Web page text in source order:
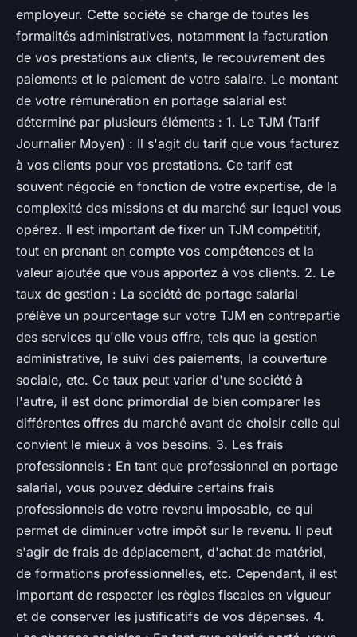
employeur. Cette société se charge de toutes les
formalités administratives, notamment la facturation
de vos prestations aux clients, le recouvrement des
paiements et le paiement de votre salaire. Le montant
de votre rémunération en portage salarial est
déterminé par plusieurs éléments : 1. Le TJM (Tarif
Journalier Moyen) : Il s'agit du tarif que vous facturez
à vos clients pour vos prestations. Ce tarif est
souvent négocié en fonction de votre expertise, de la
complexité des missions et du marché sur lequel vous
opérez. Il est important de fixer un TJM compétitif,
tout en prenant en compte vos compétences et la
valeur ajoutée que vous apportez à vos clients. 2. Le
taux de gestion : La société de portage salarial
prélève un pourcentage sur votre TJM en contrepartie
des services qu'elle vous offre, tels que la gestion
administrative, le suivi des paiements, la couverture
sociale, etc. Ce taux peut varier d'une société à
l'autre, il est donc primordial de bien comparer les
différentes offres du marché avant de choisir celle qui
convient le mieux à vos besoins. 3. Les frais
professionnels : En tant que professionnel en portage
salarial, vous pouvez déduire certains frais
professionnels de votre revenu imposable, ce qui
permet de diminuer votre impôt sur le revenu. Il peut
s'agir de frais de déplacement, d'achat de matériel,
de formations professionnelles, etc. Cependant, il est
important de respecter les règles fiscales en vigueur
et de conserver les justificatifs de vos dépenses. 4.